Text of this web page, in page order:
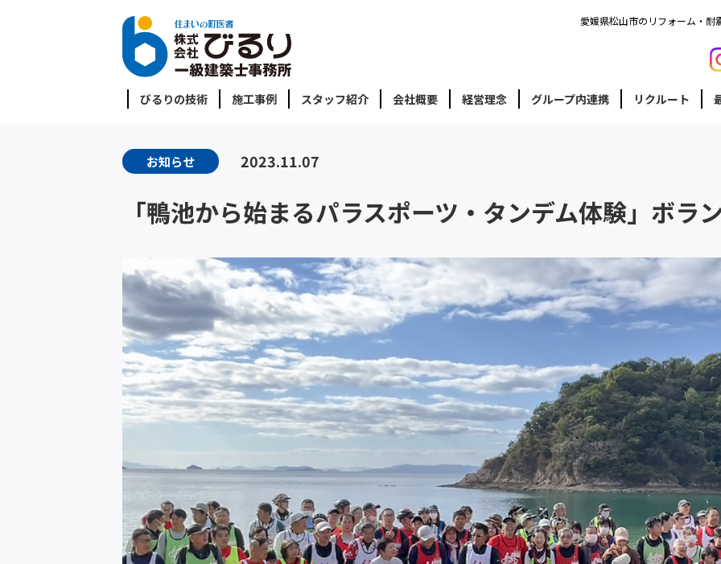
愛媛県松山市のリフォーム・耐
びるりの技術 施工事例 スタッフ紹介 会社概要 経営理念 グループ内連携 リクルート
お知らせ 2023.11.07
「鴨池から始まるパラスポーツ・タンデム体験」ボラ